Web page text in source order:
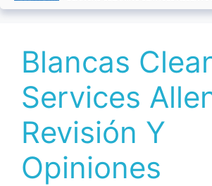
Blancas
Services
Revisión Y
Opiniones